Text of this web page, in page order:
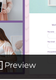
Preview